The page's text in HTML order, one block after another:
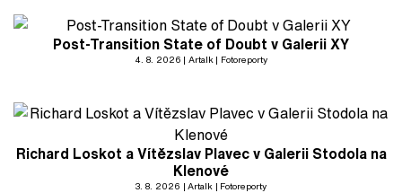
Post-Transition State of Doubt v Galerii XY
4. 8. 2026 Artalk Fotoreporty
Richard Loskot a Vítězslav Plavec v Galerii Stodola na
Klenové
3. 8. 2026 Artalk Fotoreporty